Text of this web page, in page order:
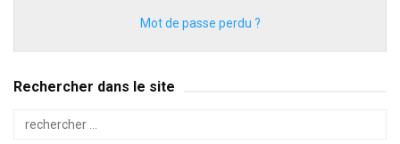
Mot de passe perdu ?
Rechercher dans le site